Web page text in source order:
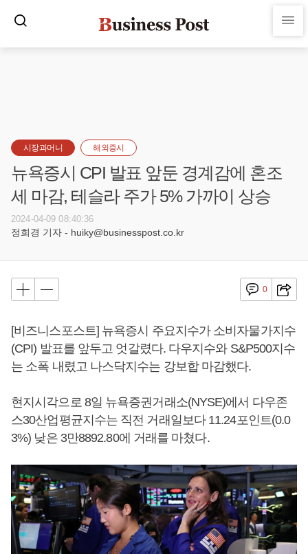
시장과머니 해외증시
뉴욕증시 CPI 발표 앞둔 경계감에 혼조
세 마감, 테슬라 주가 5% 가까이 상승
2024-04-09 08:40:36
정희경 기자 - huiky@businesspost.co.kr
0
[비즈니스포스트] 뉴욕증시 주요지수가 소비자물가지수
(CPI) 발표를 앞두고 엇갈렸다. 다우지수와 S&P500지수
는 소폭 내렸고 나스닥지수는 강보합 마감했다.
현지시각으로 8일 뉴욕증권거래소(NYSE)에서 다우존
스30산업평균지수는 직전 거래일보다 11.24포인트(0.0
3%) 낮은 3만8892.80에 거래를 마쳤다.